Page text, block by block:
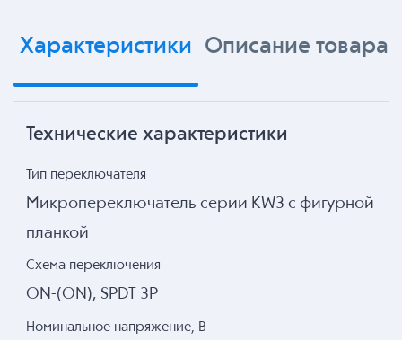
Характеристики Описание товара
Технические характеристики
Тип переключателя
Микропереключатель серии KW3 с фигурной
планкой
Схема переключения
ON-(ON), SPDT 3P
Номинальное напряжение, В